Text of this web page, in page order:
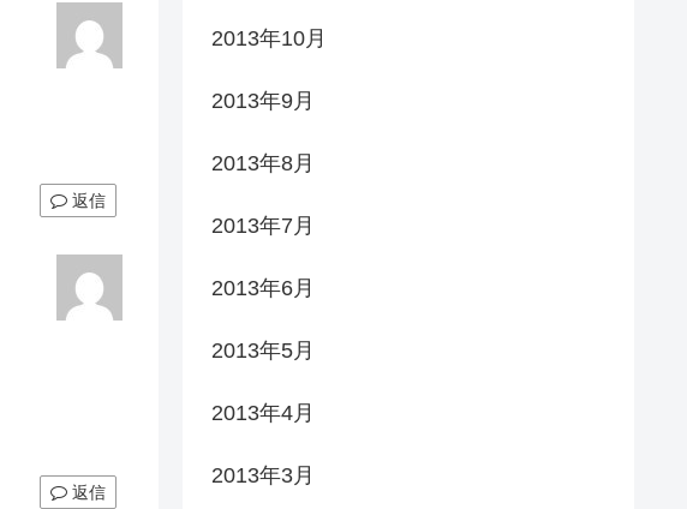
返信
返信
2013年10月
2013年9月
2013年8月
2013年7月
2013年6月
2013年5月
2013年4月
2013年3月